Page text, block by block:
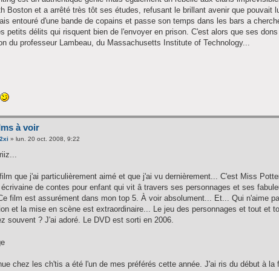
Boston et a arrêté très tôt ses études, refusant le brillant avenir que pouvait
entouré d'une bande de copains et passe son temps dans les bars a
petits délits qui risquent bien de l'envoyer en prison. C'est alors que ses
du professeur Lambeau, du Massachusetts Institute of Technology...
à voir
» lun. 20 oct. 2008, 9:22
que j'ai particulièrement aimé et que j'ai vu dernièrement... C'est Miss
de contes pour enfant qui vit â travers ses personnages et ses
film est assurément dans mon top 5. À voir absolument... Et... Qui n'aime
et la mise en scène est extraordinaire... Le jeu des personnages et tout et
souvent ? J'ai adoré. Le DVD est sorti en 2006.
chez les ch'tis a été l'un de mes préférés cette année. J'ai ris du début à la